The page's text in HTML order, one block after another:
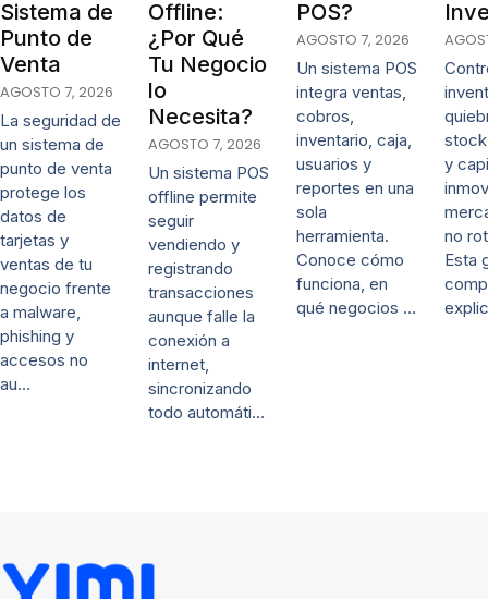
Sistema de
Punto de
Venta
AGOSTO 7, 2026
La seguridad de
un sistema de
punto de venta
protege los
datos de
tarjetas y
ventas de tu
negocio frente
a malware,
phishing y
accesos no
au…
Offline:
¿Por Qué
Tu Negocio
lo
Necesita?
AGOSTO 7, 2026
Un sistema POS
offline permite
seguir
vendiendo y
registrando
transacciones
aunque falle la
conexión a
internet,
sincronizando
todo automáti…
POS?
AGOSTO 7, 2026
Un sistema POS
integra ventas,
cobros,
inventario, caja,
usuarios y
reportes en una
sola
herramienta.
Conoce cómo
funciona, en
qué negocios …
y
no
Esta